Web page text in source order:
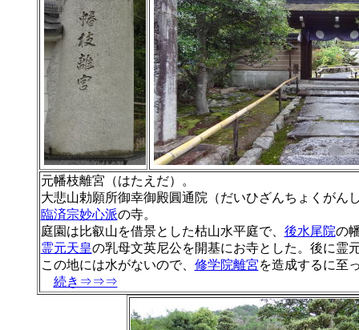
元幡枝離宮（はたえだ）。
大悲山勅願所御幸御殿圓通院（だいひざんちょくがん
臨済宗妙心派の寺。
庭園は比叡山を借景とした枯山水平庭で、 後水尾院の
霊元天皇の乳母文英尼公を開基にお寺とした。後に霊
この地には水がないので、 修学院離宮を造成するに
続き⇒⇒⇒